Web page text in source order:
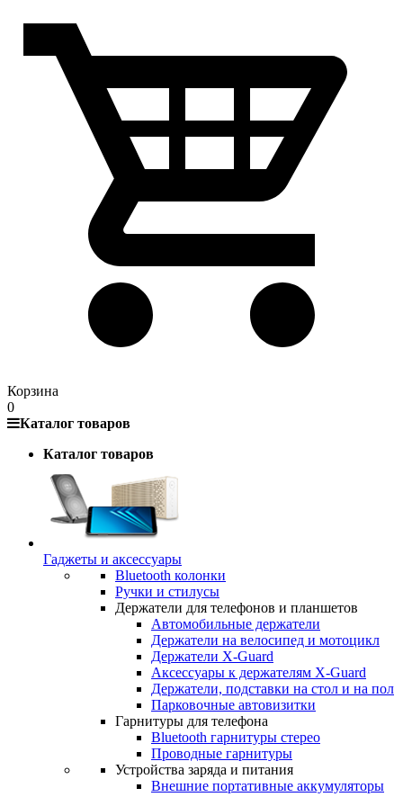
Корзина
0
Каталог товаров
Каталог товаров
Гаджеты и аксессуары
Bluetooth колонки
Ручки и стилусы
Держатели для телефонов и планшетов
Автомобильные держатели
Держатели на велосипед и мотоцикл
Держатели X-Guard
Аксессуары к держателям X-Guard
Держатели, подставки на стол и на пол
Парковочные автовизитки
Гарнитуры для телефона
Bluetooth гарнитуры стерео
Проводные гарнитуры
Устройства заряда и питания
Внешние портативные аккумуляторы